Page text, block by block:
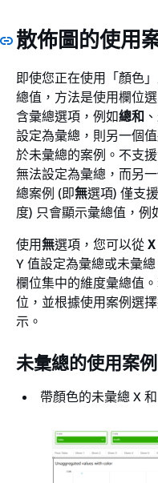
散佈圖的使用
即使您正在使用「顏色
總值，方法是使用欄位
含彙總選項，例如總和 、
設定為彙總，則另一個
於未彙總的案例。不支
無法設定為彙總，而另
總案例 (即無選項) 僅支
度) 只會顯示彙總值，例
使用無選項，您可以從
Y 值設定為彙總或未彙
欄位集中的維度彙總值
位，並根據使用案例選
示。
未彙總的使用案例
帶顏色的未彙總 X